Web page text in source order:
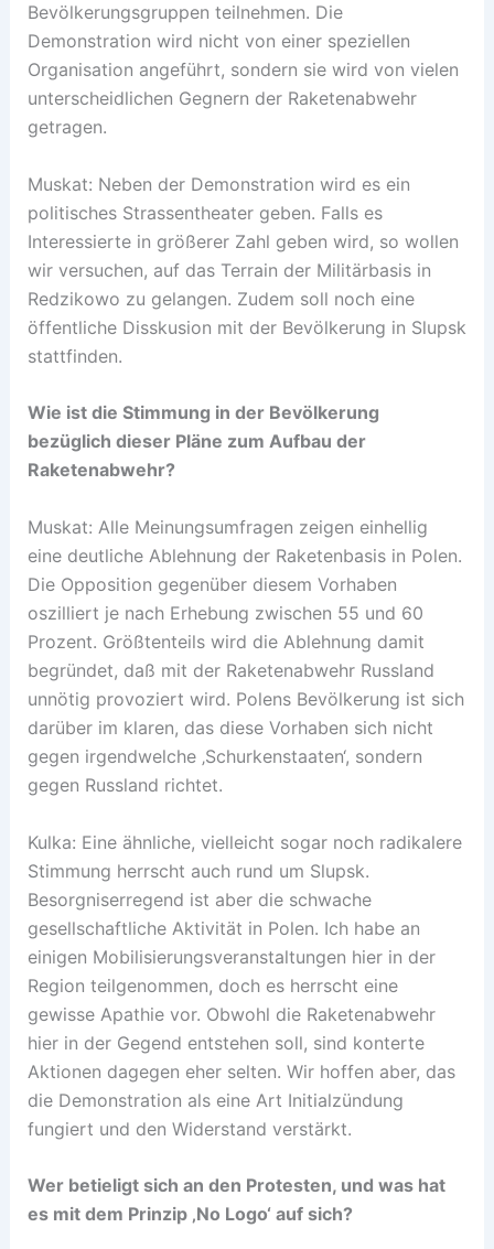
Bevölkerungsgruppen teilnehmen. Die
Demonstration wird nicht von einer speziellen
Organisation angeführt, sondern sie wird von vielen
unterscheidlichen Gegnern der Raketenabwehr
getragen.
Muskat: Neben der Demonstration wird es ein
politisches Strassentheater geben. Falls es
Interessierte in größerer Zahl geben wird, so wollen
wir versuchen, auf das Terrain der Militärbasis in
Redzikowo zu gelangen. Zudem soll noch eine
öffentliche Disskusion mit der Bevölkerung in Slupsk
stattfinden.
Wie ist die Stimmung in der Bevölkerung
bezüglich dieser Pläne zum Aufbau der
Raketenabwehr?
Muskat: Alle Meinungsumfragen zeigen einhellig
eine deutliche Ablehnung der Raketenbasis in Polen.
Die Opposition gegenüber diesem Vorhaben
oszilliert je nach Erhebung zwischen 55 und 60
Prozent. Größtenteils wird die Ablehnung damit
begründet, daß mit der Raketenabwehr Russland
unnötig provoziert wird. Polens Bevölkerung ist sich
darüber im klaren, das diese Vorhaben sich nicht
gegen irgendwelche ‚Schurkenstaaten‘, sondern
gegen Russland richtet.
Kulka: Eine ähnliche, vielleicht sogar noch radikalere
Stimmung herrscht auch rund um Slupsk.
Besorgniserregend ist aber die schwache
gesellschaftliche Aktivität in Polen. Ich habe an
einigen Mobilisierungsveranstaltungen hier in der
Region teilgenommen, doch es herrscht eine
gewisse Apathie vor. Obwohl die Raketenabwehr
hier in der Gegend entstehen soll, sind konterte
Aktionen dagegen eher selten. Wir hoffen aber, das
die Demonstration als eine Art Initialzündung
fungiert und den Widerstand verstärkt.
Wer betieligt sich an den Protesten, und was hat
es mit dem Prinzip ‚No Logo‘ auf sich?